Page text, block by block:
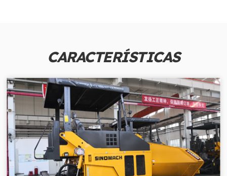
CARACTERÍSTICAS